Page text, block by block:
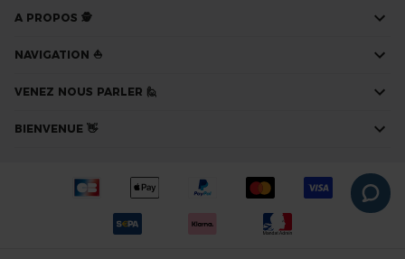
A PROPOS 🕵
NAVIGATION ⛵
VENEZ NOUS PARLER 🙋
BIENVENUE 👋